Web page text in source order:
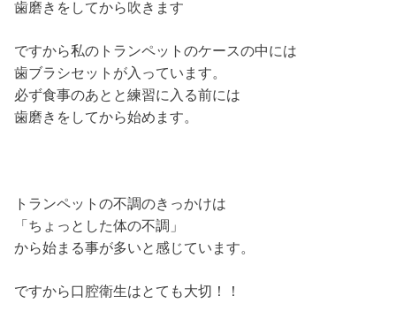
歯磨きをしてから吹きます
ですから私のトランペットのケースの中には
歯ブラシセットが入っています。
必ず食事のあとと練習に入る前には
歯磨きをしてから始めます。
トランペットの不調のきっかけは
「ちょっとした体の不調」
から始まる事が多いと感じています。
ですから口腔衛生はとても大切！！